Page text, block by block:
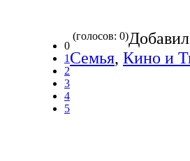
0
1
2
3
4
5
(голосов: 0)
Семья, Кино и